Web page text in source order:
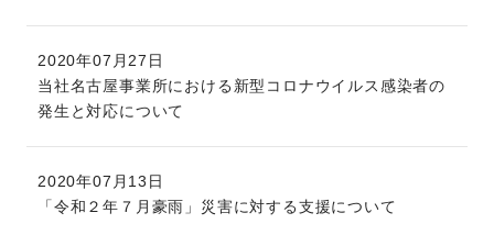
2020年07月27日
当社名古屋事業所における新型コロナウイルス感染者の
発生と対応について
2020年07月13日
「令和２年７月豪雨」災害に対する支援について